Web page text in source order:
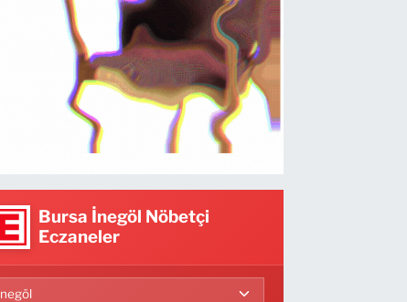
Bursa İnegöl Nöbetçi
Eczaneler